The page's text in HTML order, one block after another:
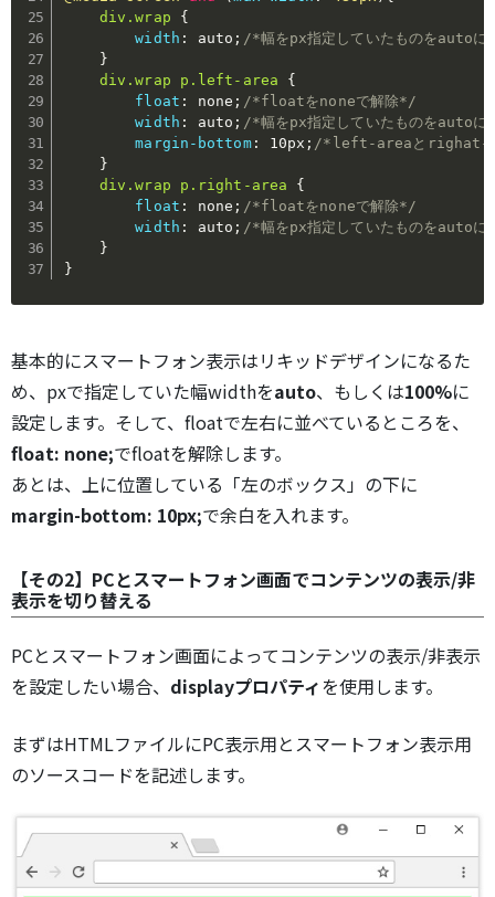
div.wrap
{
width : auto ; /*幅をpx指定していたものをauto
}
div.wrap p.left-area
{
float : none ; /*floatをnoneで解除*/
width : auto ; /*幅をpx指定していたものをauto
margin-bottom: 10px ; /*left-areaとrighat-
}
div.wrap p.right-area
{
float : none ; /*floatをnoneで解除*/
width : auto ; /*幅をpx指定していたものをauto
}
}
基本的にスマートフォン表示はリキッドデザインになるた
め、pxで指定していた幅widthをauto、もしくは100%に
設定します。そして、floatで左右に並べているところを、
float: none;でfloatを解除します。
あとは、上に位置している「左のボックス」の下に
margin-bottom: 10px;で余白を入れます。
【その2】PCとスマートフォン画面でコンテンツの表示/非
表示を切り替える
PCとスマートフォン画面によってコンテンツの表示/非表示
を設定したい場合、 displayプロパティを使用します。
まずはHTMLファイルにPC表示用とスマートフォン表示用
のソースコードを記述します。